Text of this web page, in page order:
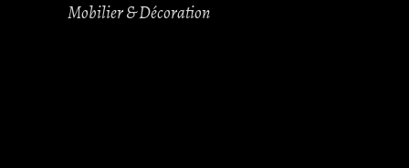
Mobilier & Décoration